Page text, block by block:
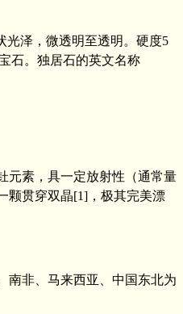
光泽，微透明至透明。硬度5
石。独居石的英文名称
元素，具一定放射性（通常量
颗贯穿双晶[1]，极其完美漂
南非、马来西亚、中国东北为